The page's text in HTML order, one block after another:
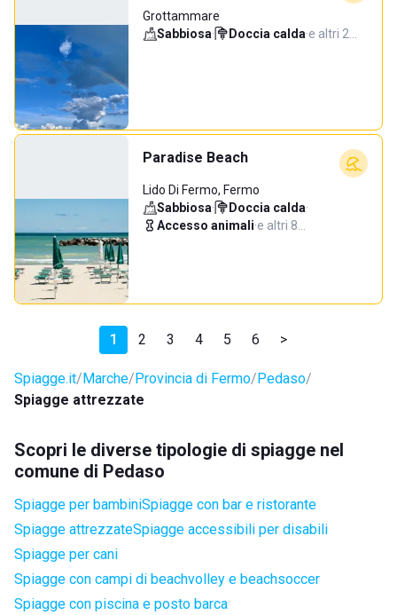
Grottammare
Sabbiosa· Doccia calda·e altri 2…
Paradise Beach
Lido Di Fermo, Fermo
Sabbiosa· Doccia calda·
Accesso animali·e altri 8…
1 2 3 4 5 6 >
Spiagge.it Marche Provincia di Fermo Pedaso
Spiagge attrezzate
Scopri le diverse tipologie di spiagge nel
comune di Pedaso
Spiagge per bambiniSpiagge con bar e ristorante
Spiagge attrezzateSpiagge accessibili per disabili
Spiagge per cani
Spiagge con campi di beachvolley e beachsoccer
Spiagge con piscina e posto barca